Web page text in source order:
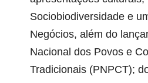
Sociobiodiversidade e
Negócios, além do
Nacional dos Povos e
Tradicionais (PNPCT);